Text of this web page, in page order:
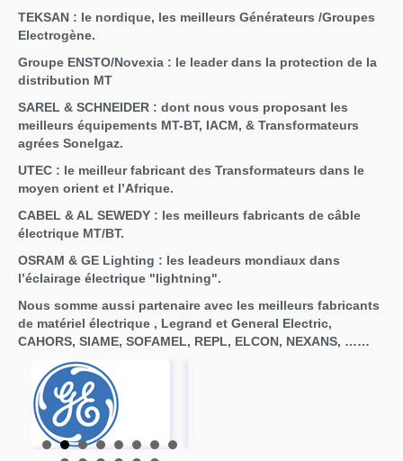
TEKSAN : le nordique, les meilleurs Générateurs /Groupes
Electrogène.
Groupe ENSTO/Novexia : le leader dans la protection de la
distribution MT
SAREL & SCHNEIDER : dont nous vous proposant les
meilleurs équipements MT-BT, IACM, & Transformateurs
agrées Sonelgaz.
UTEC : le meilleur fabricant des Transformateurs dans le
moyen orient et l’Afrique.
CABEL & AL SEWEDY : les meilleurs fabricants de câble
électrique MT/BT.
OSRAM & GE Lighting : les leadeurs mondiaux dans
l’éclairage électrique "lightning".
Nous somme aussi partenaire avec les meilleurs fabricants
de matériel électrique , Legrand et General Electric,
CAHORS, SIAME, SOFAMEL, REPL, ELCON, NEXANS, ……